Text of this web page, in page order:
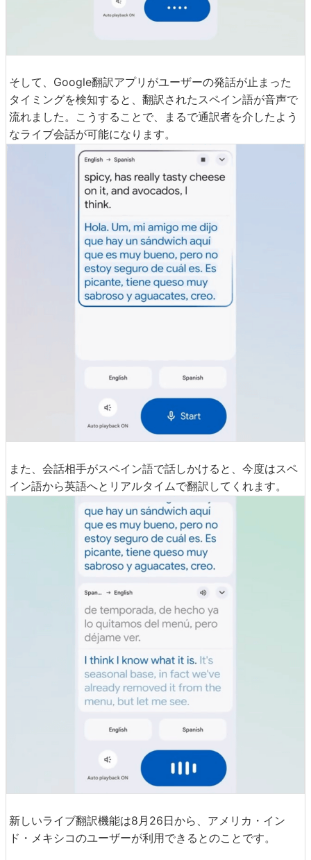
そして、Google翻訳アプリがユーザーの発話が止まった
タイミングを検知すると、翻訳されたスペイン語が音声で
流れました。こうすることで、まるで通訳者を介したよう
なライブ会話が可能になります。
また、会話相手がスペイン語で話しかけると、今度はスペ
イン語から英語へとリアルタイムで翻訳してくれます。
新しいライブ翻訳機能は8月26日から、アメリカ・イン
ド・メキシコのユーザーが利用できるとのことです。